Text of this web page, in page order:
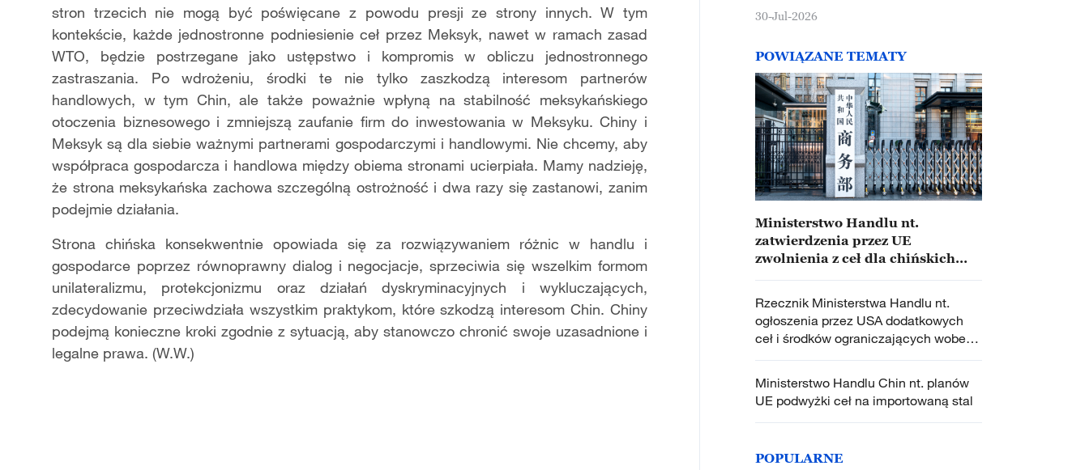
stron trzecich nie mogą być poświęcane z powodu presji ze strony innych. W tym
kontekście, każde jednostronne podniesienie ceł przez Meksyk, nawet w ramach zasad
WTO, będzie postrzegane jako ustępstwo i kompromis w obliczu jednostronnego
zastraszania. Po wdrożeniu, środki te nie tylko zaszkodzą interesom partnerów
handlowych, w tym Chin, ale także poważnie wpłyną na stabilność meksykańskiego
otoczenia biznesowego i zmniejszą zaufanie firm do inwestowania w Meksyku. Chiny i
Meksyk są dla siebie ważnymi partnerami gospodarczymi i handlowymi. Nie chcemy, aby
współpraca gospodarcza i handlowa między obiema stronami ucierpiała. Mamy nadzieję,
że strona meksykańska zachowa szczególną ostrożność i dwa razy się zastanowi, zanim
podejmie działania.
Strona chińska konsekwentnie opowiada się za rozwiązywaniem różnic w handlu i
gospodarce poprzez równoprawny dialog i negocjacje, sprzeciwia się wszelkim formom
unilateralizmu, protekcjonizmu oraz działań dyskryminacyjnych i wykluczających,
zdecydowanie przeciwdziała wszystkim praktykom, które szkodzą interesom Chin. Chiny
podejmą konieczne kroki zgodnie z sytuacją, aby stanowczo chronić swoje uzasadnione i
legalne prawa. (W.W.)
gospodarki
30-Jul-2026
POWIĄZANE TEMATY
Ministerstwo Handlu nt.
zatwierdzenia przez UE
zwolnienia z ceł dla chińskich
Rzecznik Ministerstwa Handlu nt.
ogłoszenia przez USA dodatkowych
ceł i środków ograniczających wobec
Chin
Ministerstwo Handlu Chin nt. planów
UE podwyżki ceł na importowaną stal
POPULARNE